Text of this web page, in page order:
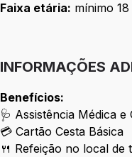
Faixa etária: mínimo
INFORMAÇÕES
Benefícios:
🩺 Assistência Médica e
💳 Cartão Cesta Básica
🍴 Refeição no local de